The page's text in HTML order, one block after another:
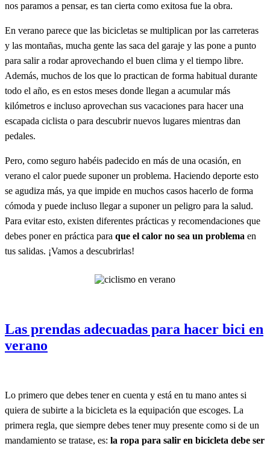
nos paramos a pensar, es tan cierta como exitosa fue la obra.
En verano parece que las bicicletas se multiplican por las carreteras
y las montañas, mucha gente las saca del garaje y las pone a punto
para salir a rodar aprovechando el buen clima y el tiempo libre.
Además, muchos de los que lo practican de forma habitual durante
todo el año, es en estos meses donde llegan a acumular más
kilómetros e incluso aprovechan sus vacaciones para hacer una
escapada ciclista o para descubrir nuevos lugares mientras dan
pedales.
Pero, como seguro habéis padecido en más de una ocasión, en
verano el calor puede suponer un problema. Haciendo deporte esto
se agudiza más, ya que impide en muchos casos hacerlo de forma
cómoda y puede incluso llegar a suponer un peligro para la salud.
Para evitar esto, existen diferentes prácticas y recomendaciones que
debes poner en práctica para que el calor no sea un problema en
tus salidas. ¡Vamos a descubrirlas!
Las prendas adecuadas para hacer bici en
verano
Lo primero que debes tener en cuenta y está en tu mano antes si
quiera de subirte a la bicicleta es la equipación que escoges. La
primera regla, que siempre debes tener muy presente como si de un
mandamiento se tratase, es: la ropa para salir en bicicleta debe ser